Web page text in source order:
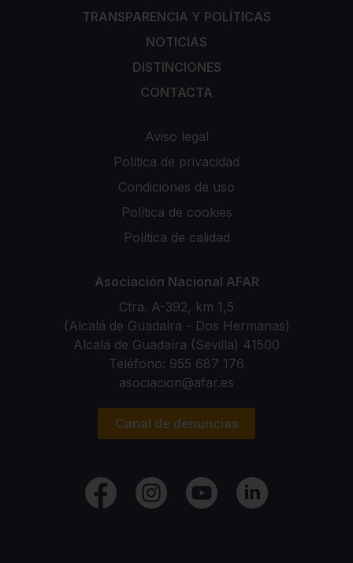
TRANSPARENCIA Y POLÍTICAS
NOTICIAS
DISTINCIONES
CONTACTA
Aviso legal
Política de privacidad
Condiciones de uso
Política de cookies
Política de calidad
Asociación Nacional AFAR
Ctra. A-392, km 1,5
(Alcalá de Guadaíra - Dos Hermanas)
41500 Alcalá de Guadaíra (Sevilla)
Teléfono: 955 687 176
asociacion@afar.es
Canal de denuncias